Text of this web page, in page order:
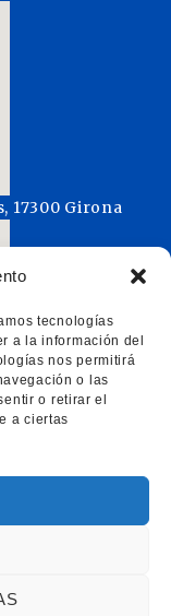
tecnologías
a la información del
nos permitirá
o las
o retirar el
a ciertas
17300 Girona